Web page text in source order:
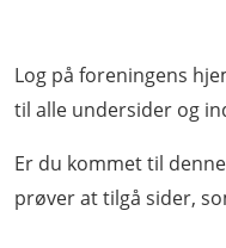
Log på foreningens
til alle undersider og
Er du kommet til
prøver at tilgå sider,